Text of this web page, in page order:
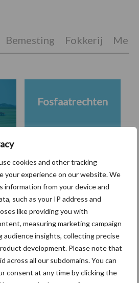
cookies and other tracking
your experience on our website. We
information from your device and
such as your IP address and
like providing you with
measuring marketing campaign
audience insights, collecting precise
development. Please note that
across all our subdomains. You can
consent at any time by clicking the
Partner nieuws
blijft grillig:
en geopolitiek houden
in de greep
Bemesting Fokkerij
Fosfaatrechten
Toon meer